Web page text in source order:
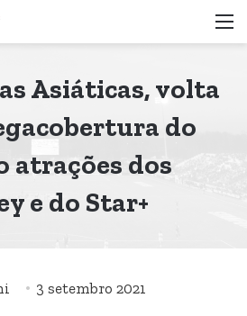
Asiáticas, volta
do
atrações dos
e do Star+
3 setembro 2021